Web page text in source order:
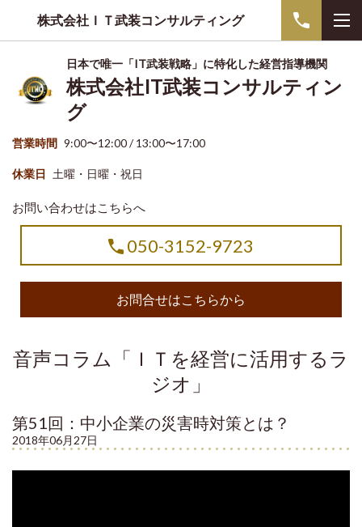
株式会社ＩＴ武装コンサルティング
日本で唯一「IT武装戦略」に特化した経営指導機関
株式会社IT武装コンサルティン
グ
営業時間 9:00〜12:00 / 13:00〜17:00
休業日 土曜・日曜・祝日
お問い合わせはこちらへ
050-3152-9723
お問合せはこちらから
音声コラム「ＩＴを経営に活用するラ
ジオ」
第51回：中小企業の災害時対策とは？
2018年06月27日